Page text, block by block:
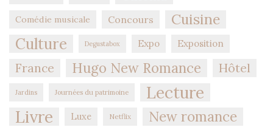
Comédie musicale Concours Cuisine
Culture Degustabox Expo Exposition
France Hugo New Romance Hôtel
Jardins Journées du patrimoine
Lecture
Livre
Luxe Netflix New romance